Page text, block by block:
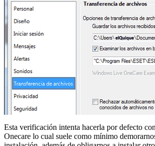
Esta verificación intenta hacerla por defecto
Onecare lo cual suele como mínimo